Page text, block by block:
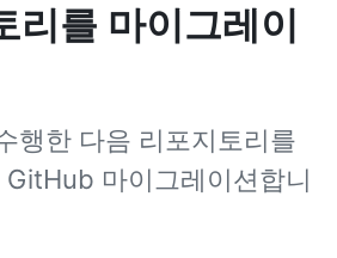
리를 마이그레이
행한 다음 리포지토리를
마이그레이션합니